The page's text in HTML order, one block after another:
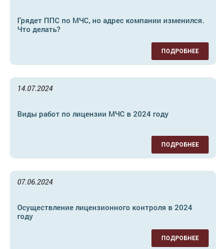
Грядет ППС по МЧС, но адрес компании изменился.
Что делать?
ПОДРОБНЕЕ
14.07.2024
Виды работ по лицензии МЧС в 2024 году
ПОДРОБНЕЕ
07.06.2024
Осуществление лицензионного контроля в 2024
году
ПОДРОБНЕЕ